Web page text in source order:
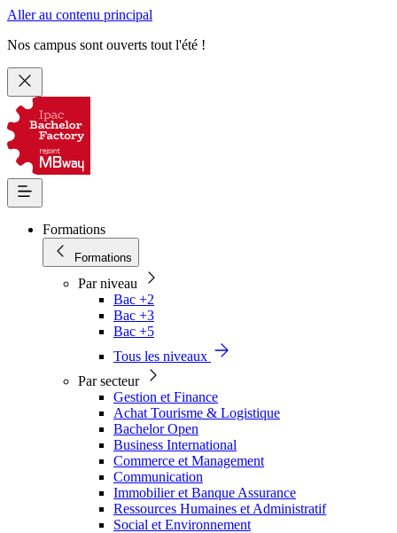
Aller au contenu principal
Nos campus sont ouverts tout l'été !
Formations
Formations
Par niveau
Bac +2
Bac +3
Bac +5
Tous les niveaux
Par secteur
Gestion et Finance
Achat Tourisme & Logistique
Bachelor Open
Business International
Commerce et Management
Communication
Immobilier et Banque Assurance
Ressources Humaines et Administratif
Social et Environnement